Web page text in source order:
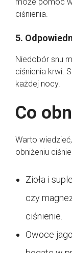
ciśnienia.
5.
Niedobór snu
ciśnienia krwi.
każdej nocy.
Co
Warto
obniżeniu
Zioła i
czy
ciśnienie.
Owoce